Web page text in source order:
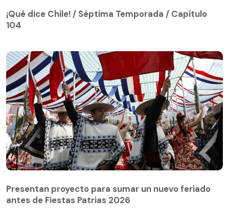
104
¡Qué dice Chile! / Séptima Temporada / Capítulo
104
Presentan proyecto para sumar un nuevo feriado
antes de Fiestas Patrias 2026